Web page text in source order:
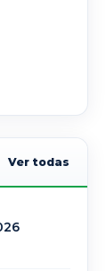
Ver todas